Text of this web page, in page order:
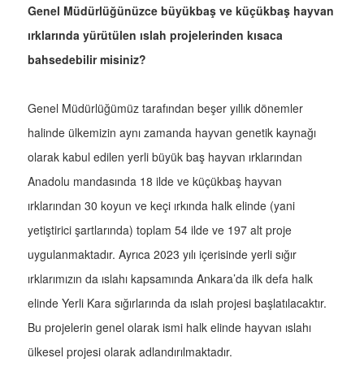
Genel Müdürlüğünüzce büyükbaş ve küçükbaş hayvan
ırklarında yürütülen ıslah projelerinden kısaca
bahsedebilir misiniz?
Genel Müdürlüğümüz tarafından beşer yıllık dönemler
halinde ülkemizin aynı zamanda hayvan genetik kaynağı
olarak kabul edilen yerli büyük baş hayvan ırklarından
Anadolu mandasında 18 ilde ve küçükbaş hayvan
ırklarından 30 koyun ve keçi ırkında halk elinde (yani
yetiştirici şartlarında) toplam 54 ilde ve 197 alt proje
uygulanmaktadır. Ayrıca 2023 yılı içerisinde yerli sığır
ırklarımızın da ıslahı kapsamında Ankara’da ilk defa halk
elinde Yerli Kara sığırlarında da ıslah projesi başlatılacaktır.
Bu projelerin genel olarak ismi halk elinde hayvan ıslahı
ülkesel projesi olarak adlandırılmaktadır.